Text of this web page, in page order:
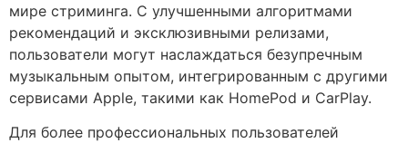
мире стриминга. С улучшенными алгоритмами
рекомендаций и эксклюзивными релизами,
пользователи могут наслаждаться безупречным
музыкальным опытом, интегрированным с другими
сервисами Apple, такими как HomePod и CarPlay.
Для более профессиональных пользователей